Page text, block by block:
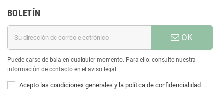
BOLETÍN
OK
Puede darse de baja en cualquier momento. Para ello, consulte nuestra
información de contacto en el aviso legal.
Acepto las condiciones generales y la política de confidencialidad